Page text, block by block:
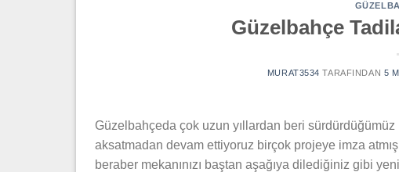
Güzelbahçe
MURAT3534 TARAFINDAN 5
Güzelbahçeda çok uzun yıllardan beri
aksatmadan devam ettiyoruz birçok projeye imza
beraber mekanınızı baştan aşağıya dilediğiniz gibi